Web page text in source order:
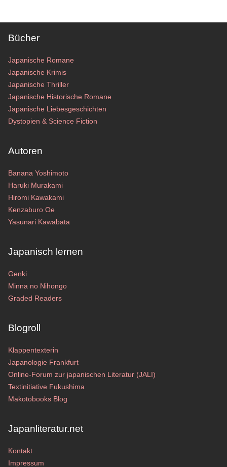
Bücher
Japanische Romane
Japanische Krimis
Japanische Thriller
Japanische Historische Romane
Japanische Liebesgeschichten
Dystopien & Science Fiction
Autoren
Banana Yoshimoto
Haruki Murakami
Hiromi Kawakami
Kenzaburo Oe
Yasunari Kawabata
Japanisch lernen
Genki
Minna no Nihongo
Graded Readers
Blogroll
Klappentexterin
Japanologie Frankfurt
Online-Forum zur japanischen Literatur (JALI)
Textinitiative Fukushima
Makotobooks Blog
Japanliteratur.net
Kontakt
Impressum